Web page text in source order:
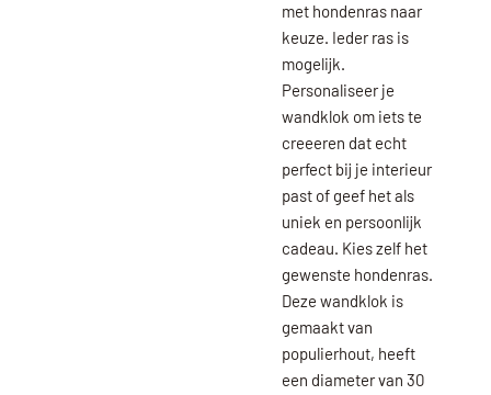
met hondenras naar
keuze. Ieder ras is
mogelijk.
Personaliseer je
wandklok om iets te
creeeren dat echt
perfect bij je interieur
past of geef het als
uniek en persoonlijk
cadeau. Kies zelf het
gewenste hondenras.
Deze wandklok is
gemaakt van
populierhout, heeft
een diameter van 30